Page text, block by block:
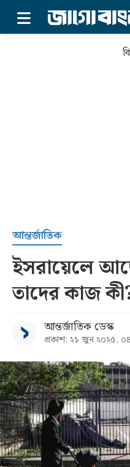
সর্বশেষ
বিভাগ
আর্কাইভ
কনভার্টার
আন্তর্জাতিক
ইসরায়েলে
তাদের কাজ
আন্তর্জাতিক ডেস্ক
প্রকাশ: ২১ জুন ২০২৫,